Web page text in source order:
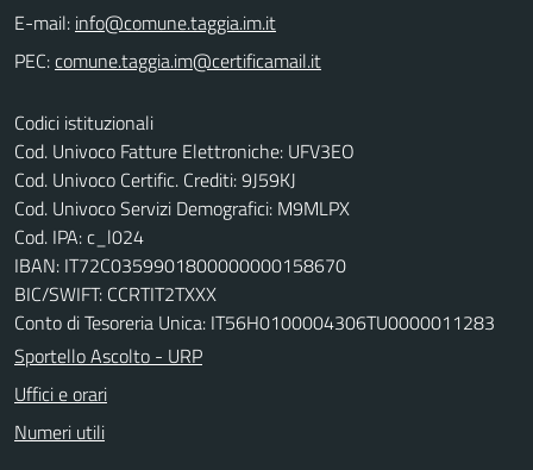
E-mail:
PEC:
Codici istituzionali
Cod. Univoco Fatture Elettroniche: UFV3EO
Cod. Univoco Certific. Crediti: 9J59KJ
Cod. Univoco Servizi Demografici: M9MLPX
Cod. IPA: c_l024
IBAN: IT72C0359901800000000158670
BIC/SWIFT: CCRTIT2TXXX
Conto di Tesoreria Unica: IT56H0100004306TU0000011283
Sportello Ascolto - URP
Uffici e orari
Numeri utili